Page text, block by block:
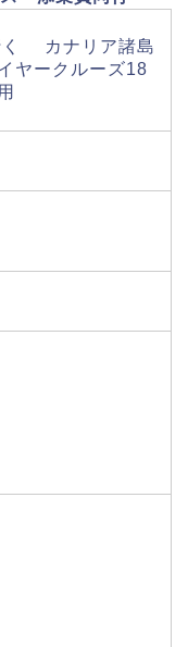
く カナリア諸島
ヤークルーズ18